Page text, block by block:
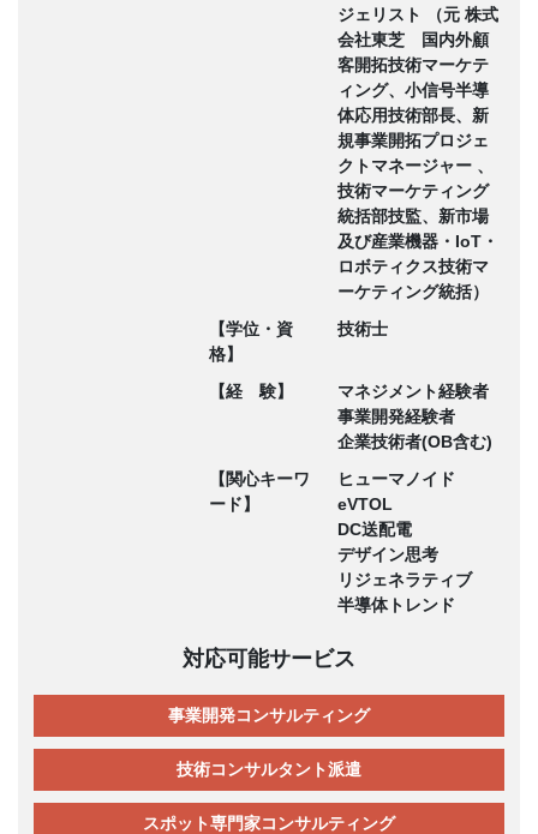
ジェリスト （元 株式
会社東芝 国内外顧
客開拓技術マーケテ
ィング、小信号半導
体応用技術部長、新
規事業開拓プロジェ
クトマネージャー 、
技術マーケティング
統括部技監、新市場
及び産業機器・IoT・
ロボティクス技術マ
ーケティング統括）
【学位・資
格】
技術士
【経 験】
マネジメント経験者
事業開発経験者
企業技術者(OB含む)
【関心キーワ
ード】
ヒューマノイド
eVTOL
DC送配電
デザイン思考
リジェネラティブ
半導体トレンド
対応可能サービス
事業開発コンサルティング
技術コンサルタント派遣
スポット専門家コンサルティング